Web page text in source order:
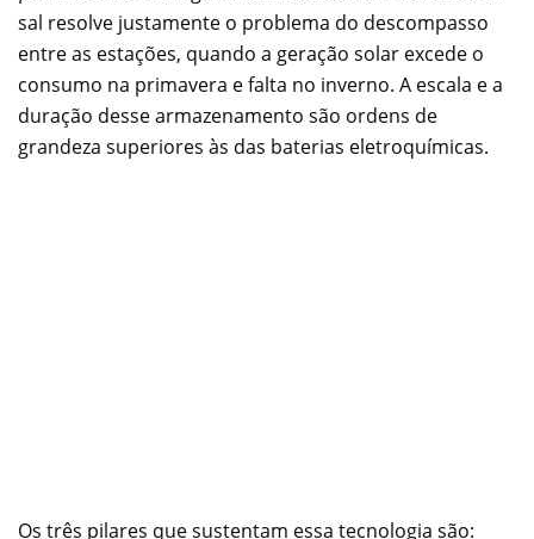
sal resolve justamente o problema do descompasso
entre as estações, quando a geração solar excede o
consumo na primavera e falta no inverno. A escala e a
duração desse armazenamento são ordens de
grandeza superiores às das baterias eletroquímicas.
Os três pilares que sustentam essa tecnologia são: